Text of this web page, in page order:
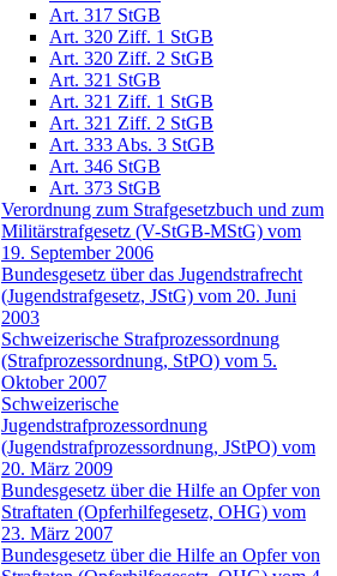
Art. 317 StGB
Art. 320 Ziff. 1 StGB
Art. 320 Ziff. 2 StGB
Art. 321 StGB
Art. 321 Ziff. 1 StGB
Art. 321 Ziff. 2 StGB
Art. 333 Abs. 3 StGB
Art. 346 StGB
Art. 373 StGB
Verordnung zum Strafgesetzbuch und zum
Militärstrafgesetz (V-StGB-MStG) vom
19. September 2006
Bundesgesetz über das Jugendstrafrecht
(Jugendstrafgesetz, JStG) vom 20. Juni
2003
Schweizerische Strafprozessordnung
(Strafprozessordnung, StPO) vom 5.
Oktober 2007
Schweizerische
Jugendstrafprozessordnung
(Jugendstrafprozessordnung, JStPO) vom
20. März 2009
Bundesgesetz über die Hilfe an Opfer von
Straftaten (Opferhilfegesetz, OHG) vom
23. März 2007
Bundesgesetz über die Hilfe an Opfer von